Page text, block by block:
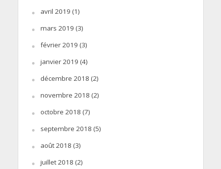
avril 2019 (1)
mars 2019 (3)
février 2019 (3)
janvier 2019 (4)
décembre 2018 (2)
novembre 2018 (2)
octobre 2018 (7)
septembre 2018 (5)
août 2018 (3)
juillet 2018 (2)